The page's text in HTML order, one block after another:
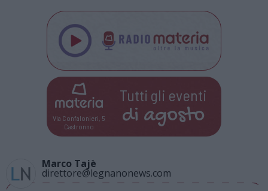
Via Confalonieri, 5
Castronno
Tutti gli eventi
di agosto
Marco Tajè
direttore@legnanonews.com